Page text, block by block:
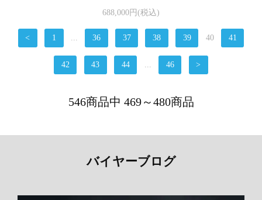
688,000円(税込)
< 1 ... 36 37 38 39 40 41
42 43 44 ... 46 >
546商品中 469～480商品
バイヤーブログ